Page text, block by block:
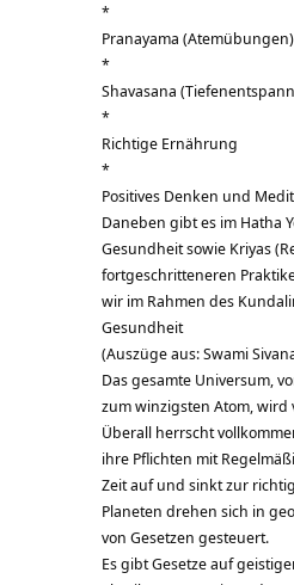
*
Pranayama (Atemübungen)
*
Shavasana
*
Richtige Ernährung
*
Positives Denken und
Daneben gibt es im Hatha
Gesundheit sowie Kriyas
fortgeschritteneren
wir im Rahmen des
Gesundheit
(Auszüge aus: Swami
Das gesamte Universum,
zum winzigsten Atom, wird
Überall herrscht
ihre Pflichten mit
Zeit auf und sinkt zur
Planeten drehen sich in
von Gesetzen gesteuert.
Es gibt Gesetze auf